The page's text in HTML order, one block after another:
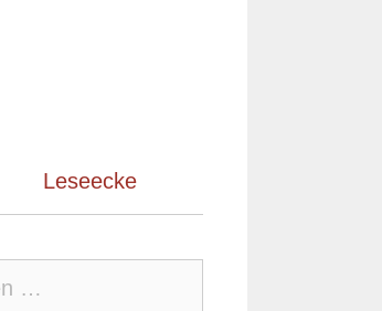
Leseecke